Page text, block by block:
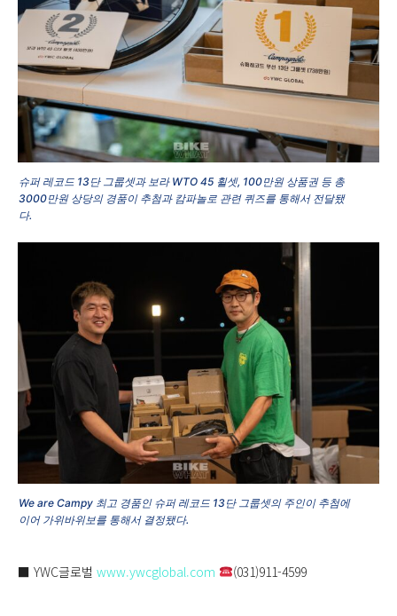
슈퍼 레코드 13단 그룹셋과 보라 WTO 45 휠셋, 100만원 상품권 등 총
3000만원 상당의 경품이 추첨과 캄파놀로 관련 퀴즈를 통해서 전달됐
다.
We are Campy 최고 경품인 슈퍼 레코드 13단 그룹셋의 주인이 추첨에
이어 가위바위보를 통해서 결정됐다.
■ YWC글로벌 www.ywcglobal.com (031)911-4599